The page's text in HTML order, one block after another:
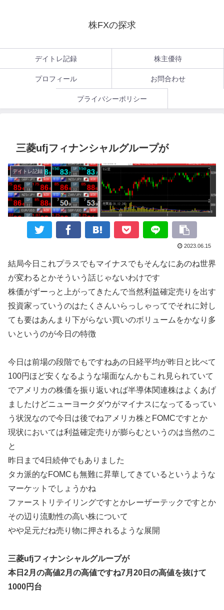
株FXの探求
デイトレ記録 株主優待
プロフィール お問合わせ
プライバシーポリシー
三菱ufjフィナンシャルグループが
デイトレ記録
2023.06.15
結局今日これプラスでもマイナスでもそんなにあのね世界
が変わるとかそういう話じゃないわけです
株価がずーっと上がってきたんで当然利益確定売りを出す
投資家っていうのはたくさんいらっしゃってでそれに対し
ても要はあんまり下がらない買いのボリュームをかなり多
いというのが今日の特徴
今日は前場の段階でもですねあの日経平均が昨日と比べて
100円ほど安くなるような場面なんかもこれ見られていて
でアメリカの株価を振り返いれば半導体関連株はよくあげ
ましたけどニューヨークダウがマイナスになってるってい
う状況なので今日は後でねアメリカ株とFOMCですとか
現状においては利益確定売りが膨らむというのは当然のこ
と
昨日まで4日続伸でもありました
タカ派的なFOMCも無難に昇華してきているというような
マーケットでしょうかね
ファーストリテイリングですとかレーザーテックですとか
その辺り流動性の高い株について
やや足元だね売り物に押されるような展開
三菱ufjフィナンシャルグループが
本日2月の高値2月の高値ですね7月20日の高値を抜けて
1000円台